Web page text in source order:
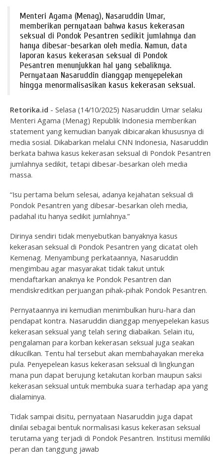
Menteri Agama (Menag), Nasaruddin Umar,
memberikan pernyataan bahwa kasus kekerasan
seksual di Pondok Pesantren sedikit jumlahnya dan
hanya dibesar-besarkan oleh media. Namun, data
laporan kasus kekerasan seksual di Pondok
Pesantren menunjukkan hal yang sebaliknya.
Pernyataan Nasaruddin dianggap menyepelekan
hingga menormalisasikan kasus kekerasan seksual.
Retorika.id - Selasa (14/10/2025) Nasaruddin Umar selaku
Menteri Agama (Menag) Republik Indonesia memberikan
statement yang kemudian banyak dibicarakan khususnya di
media sosial. Dikabarkan melalui CNN Indonesia, Nasaruddin
berkata bahwa kasus kekerasan seksual di Pondok Pesantren
jumlahnya sedikit, tetapi dibesar-besarkan oleh media
massa.
“Isu pertama belum selesai, adanya kejahatan seksual di
Pondok Pesantren yang dibesar-besarkan oleh media,
padahal itu hanya sedikit jumlahnya.”
Dirinya sendiri tidak menyebutkan banyaknya kasus
kekerasan seksual di Pondok Pesantren yang dicatat oleh
Kemenag. Menyambung perkataannya, Nasaruddin
mengimbau agar masyarakat tidak takut untuk
mendaftarkan anaknya ke Pondok Pesantren dan
mendiskreditkan perjuangan pihak-pihak Pondok Pesantren.
Pernyataannya ini kemudian menimbulkan huru-hara dan
pendapat kontra. Nasaruddin dianggap menyepelekan kasus
kekerasan seksual yang telah sering diabaikan. Selain itu,
pengalaman para korban kekerasan seksual juga seakan
dikucilkan. Tentu hal tersebut akan membahayakan mereka
pula. Penyepelean kasus kekerasan seksual di lingkungan
mana pun dapat berujung ketakutan korban maupun saksi
kekerasan seksual untuk membuka suara terhadap apa yang
dialaminya.
Tidak sampai disitu, pernyataan Nasaruddin juga dapat
dinilai sebagai bentuk normalisasi kasus kekerasan seksual
terutama yang terjadi di Pondok Pesantren. Institusi memiliki
peran dan tanggung jawab